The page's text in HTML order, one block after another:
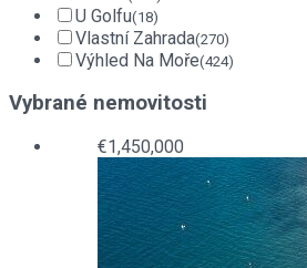
U Golfu(18)
Vlastní Zahrada(270)
Výhled Na Moře(424)
Vybrané nemovitosti
€1,450,000